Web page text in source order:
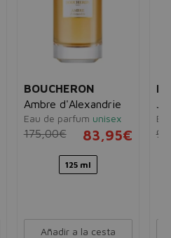
BOUCHERON
Ambre d'Alexandrie
Eau de parfum unisex
175,00€ 83,95€
125 ml
Añadir a la cesta